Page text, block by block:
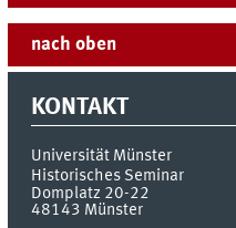
nach oben
KONTAKT
Universität Münster
Historisches Seminar
Domplatz 20-22
48143 Münster